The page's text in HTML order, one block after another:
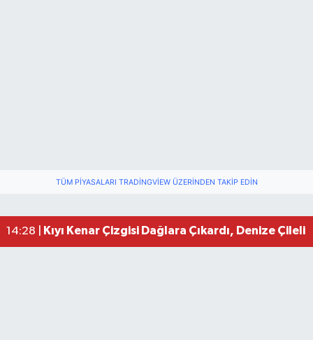
TÜM PIYASALARI TRADINGVIEW ÜZERINDEN TAKIP EDIN
14:28 |
Kıyı Kenar Çizgisi Dağlara Çıkardı, Denize Çileli